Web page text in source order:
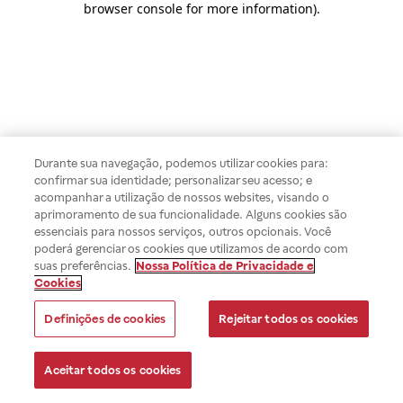
browser console for more information).
Durante sua navegação, podemos utilizar cookies para:
confirmar sua identidade; personalizar seu acesso; e
acompanhar a utilização de nossos websites, visando o
aprimoramento de sua funcionalidade. Alguns cookies são
essenciais para nossos serviços, outros opcionais. Você
poderá gerenciar os cookies que utilizamos de acordo com
suas preferências. Nossa Política de Privacidade e
Cookies
Definições de cookies Rejeitar todos os cookies
Aceitar todos os cookies